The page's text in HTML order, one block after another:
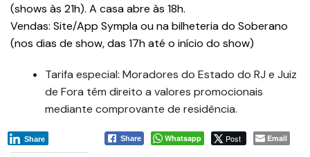
(shows às 21h). A casa abre às 18h.
Vendas: Site/App Sympla ou na bilheteria do Soberano
(nos dias de show, das 17h até o início do show)
Tarifa especial: Moradores do Estado do RJ e Juiz
de Fora têm direito a valores promocionais
mediante comprovante de residência.
Share Whatsapp Post Email
Share